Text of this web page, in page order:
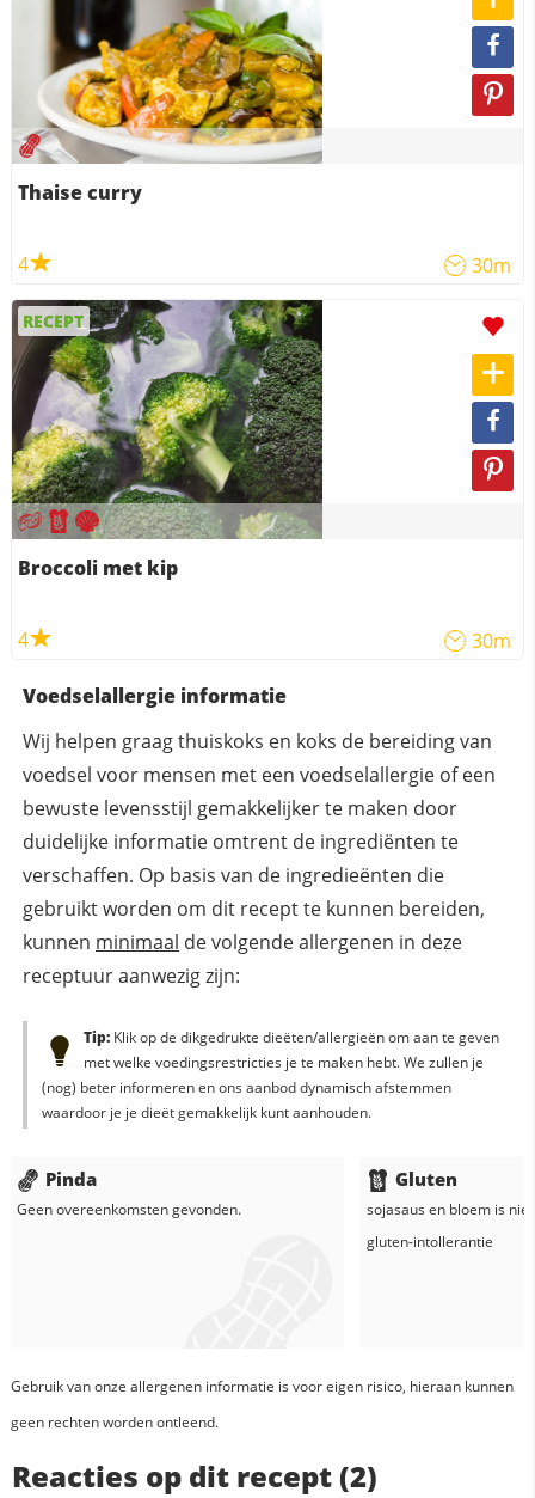
Thaise curry
4 30m
RECEPT
Broccoli met kip
4 30m
Voedselallergie informatie
Wij helpen graag thuiskoks en koks de bereiding van
voedsel voor mensen met een voedselallergie of een
bewuste levensstijl gemakkelijker te maken door
duidelijke informatie omtrent de ingrediënten te
verschaffen. Op basis van de ingredieënten die
gebruikt worden om dit recept te kunnen bereiden,
kunnen minimaal de volgende allergenen in deze
receptuur aanwezig zijn:
Tip:Klik op de dikgedrukte dieëten/allergieën om aan te geven
met welke voedingsrestricties je te maken hebt. We zullen je
(nog) beter informeren en ons aanbod dynamisch afstemmen
waardoor je je dieët gemakkelijk kunt aanhouden.
Pinda
Geen overeenkomsten gevonden.
Gluten
sojasaus en bloemis niet
gluten-intollerantie
Gebruik van onze allergenen informatie is voor eigen risico, hieraan kunnen
geen rechten worden ontleend.
Reacties op dit recept (2)